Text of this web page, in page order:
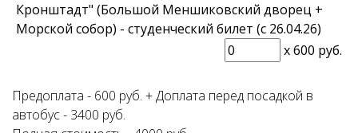
Кронштадт" (Большой Меншиковский дворец +
Морской собор) - студенческий билет (с 26.04.26)
x600 руб.
Предоплата - 600 руб. + Доплата перед посадкой в
автобус - 3400 руб.